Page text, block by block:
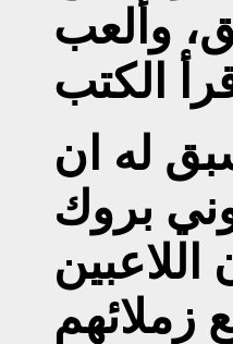
وألعب
له ان
بروك
زملائهم